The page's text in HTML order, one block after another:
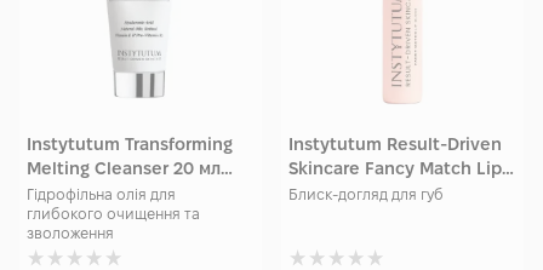
Instytutum Transforming
Melting Cleanser 20 мл
Travel size
Гідрофільна олія для
глибокого очищення та
зволоження
Instytutum Result-Driven
Skincare Fancy Match Lip
Gloss 3,5 мл
Блиск-догляд для губ